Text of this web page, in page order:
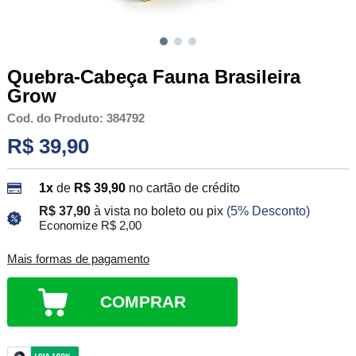
Quebra-Cabeça Fauna Brasileira
Grow
Cod. do Produto: 384792
R$ 39,90
1xde R$ 39,90 no cartão de crédito
R$ 37,90 à vista no boleto ou pix (5% Desconto)
Economize R$ 2,00
Mais formas de pagamento
COMPRAR